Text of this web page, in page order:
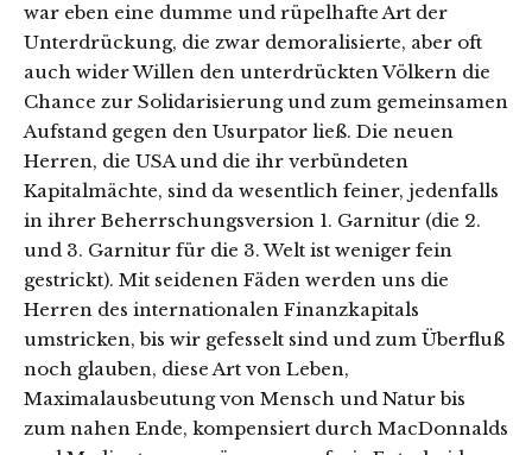
war eben eine dumme und rüpelhafte Art der
Unterdrückung, die zwar demoralisierte, aber oft
auch wider Willen den unterdrückten Völkern die
Chance zur Solidarisierung und zum gemeinsamen
Aufstand gegen den Usurpator ließ. Die neuen
Herren, die USA und die ihr verbündeten
Kapitalmächte, sind da wesentlich feiner, jedenfalls
in ihrer Beherrschungsversion 1. Garnitur (die 2.
und 3. Garnitur für die 3. Welt ist weniger fein
gestrickt). Mit seidenen Fäden werden uns die
Herren des internationalen Finanzkapitals
umstricken, bis wir gefesselt sind und zum Überfluß
noch glauben, diese Art von Leben,
Maximalausbeutung von Mensch und Natur bis
zum nahen Ende, kompensiert durch MacDonnalds